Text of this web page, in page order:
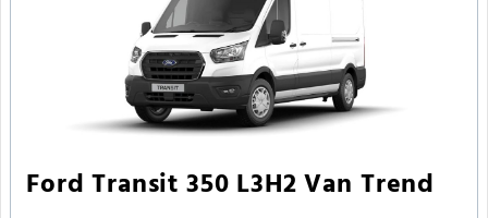
Ford Transit 350 L3H2 Van Trend